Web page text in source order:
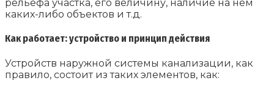
рельефа участка, его величину, наличие на нем
каких-либо объектов и т.д.
Как работает: устройство и принцип действия
Устройств наружной системы канализации, как
правило, состоит из таких элементов, как: